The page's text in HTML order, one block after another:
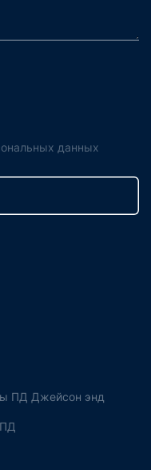
данных
ПД Джейсон энд
ПД